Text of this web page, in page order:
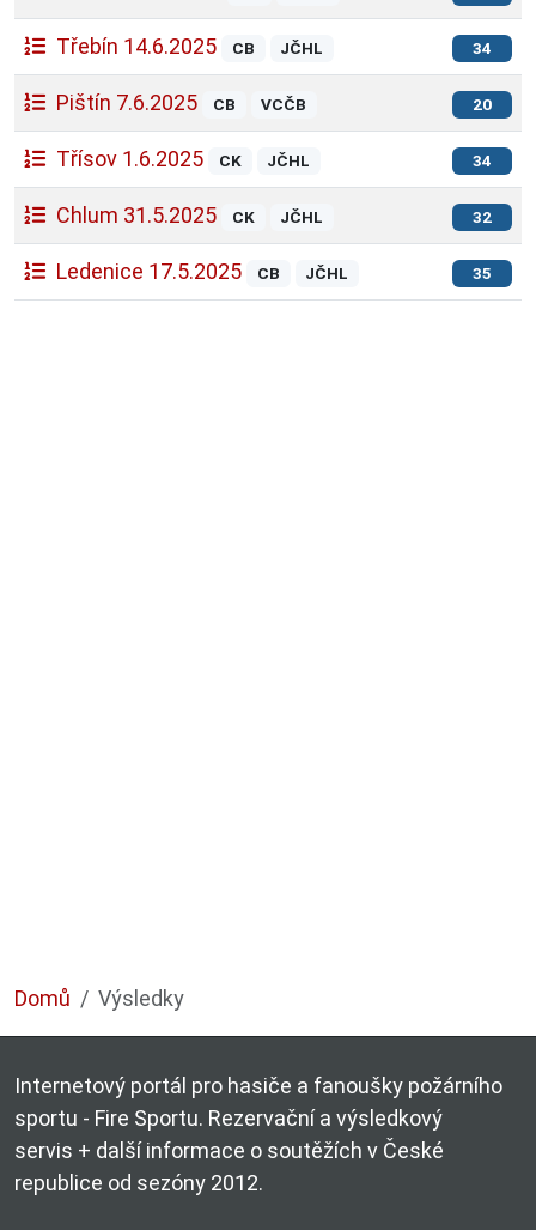
Třebín 14.6.2025 CB JČHL 34
Pištín 7.6.2025 CB VCČB 20
Třísov 1.6.2025 CK JČHL 34
Chlum 31.5.2025 CK JČHL 32
Ledenice 17.5.2025 CB JČHL 35
Domů Výsledky
Internetový portál pro hasiče a fanoušky požárního
sportu - Fire Sportu. Rezervační a výsledkový
servis + další informace o soutěžích v České
republice od sezóny 2012.